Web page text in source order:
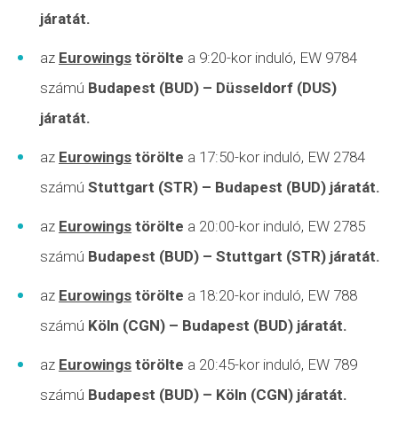
járatát.
az Eurowings törölte a 9:20-kor induló, EW 9784
számú Budapest (BUD) – Düsseldorf (DUS)
járatát.
az Eurowings törölte a 17:50-kor induló, EW 2784
számú Stuttgart (STR) – Budapest (BUD) járatát.
az Eurowings törölte a 20:00-kor induló, EW 2785
számú Budapest (BUD) – Stuttgart (STR) járatát.
az Eurowings törölte a 18:20-kor induló, EW 788
számú Köln (CGN) – Budapest (BUD) járatát.
az Eurowings törölte a 20:45-kor induló, EW 789
számú Budapest (BUD) – Köln (CGN) járatát.